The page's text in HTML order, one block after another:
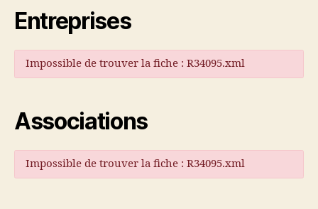
Entreprises
Impossible de trouver la fiche : R34095.xml
Associations
Impossible de trouver la fiche : R34095.xml